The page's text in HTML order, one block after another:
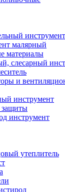
инструмент
малярный
материалы
слесарный
и
инструмент
защиты
инструмент
утеплитель